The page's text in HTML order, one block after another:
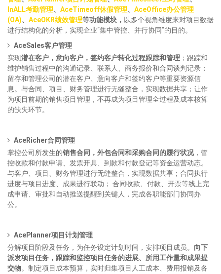
InALL考勤管理、 AceTimeoff休假管理、 AceOffice办公管理
(OA)、 AceOKR绩效管理等功能模块， 以多个视角维度来对项目数据
进行结构化的分析，实现企业“集中管控、并行协同”的目的。
AceSales客户管理
实现潜在客户，意向客户，签约客户转化过程跟踪和管理 ；跟踪和
维护销售过程中的沟通记录、联系人、商务报价和合同谈判记录；
留存和管理公司的潜在客户、意向客户和签约客户等重要资源信
息。与合同、项目、财务管理进行无缝整合，实现数据共享；让作
为项目前期的销售项目管理，不再成为项目管理全过程及成本核算
的缺失环节。
AceRicher合同管理
掌控公司所发生的销售合同，外包合同和采购合同的履行状况，管
控收款和付款申请、发票开具、到款和付款登记等资金运营动态。
与客户、项目、财务管理进行无缝整合，实现数据共享；合同执行
进度与项目进度、成果进行联动； 合同收款、付款、开票等线上完
成申请、审批和自动推送提醒到关键人，完成各职能部门协同办
公。
AceP lanner项目计划管理
分解项目阶段及任务，为任务设定计划时间，安排项目成员。 向下
派发项目任务，跟踪和监控项目任务的进展、所用工作量和成果提
交物。制定项目成本预算，实时归集项目人工成本、费用报销及各